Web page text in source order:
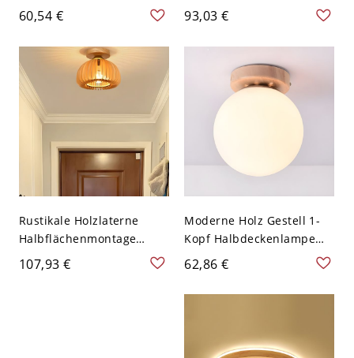
Bauschreiner-Stil
Holzfarbe Baldachin
Deckenleuchte - Holz
110V-120V
60,54 €
Deckenlampe Holz
Holzfarbe Rahmen 1-Kopf
Deckenleuchte - Holz
110V-120V 45 cm
Weißlicht
93,03 €
Rustikale Holzlaterne
Halbflächenmontage
Deckenleuchte in
Naturfarbe mit massivem
107,93 €
Moderne Holz Gestell 1-
Kopf Halbdeckenlampe
Einfachheit Zwei Form
Weißes Glas
Deckenleuchte - Holz
62,86 €